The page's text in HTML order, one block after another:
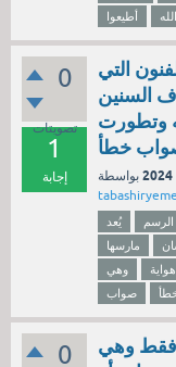
أطيعوا
الله
0
تصويتات
1
إجابة
التي
السنين
وتطورت
خطأ
بواسطة
يُعد الرسم
مارسها
وهي
هواية
صواب
0
فقط وهي